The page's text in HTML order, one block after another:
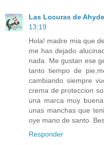
Las Locuras de Ahyde
13:19
Hola! madre mia que
me has dejado
nada. Me gustan ese
tanto tiempo de
cambiando siempre
crema de proteccion
una marca muy
unas manchas que
oye mano de santo.
Responder